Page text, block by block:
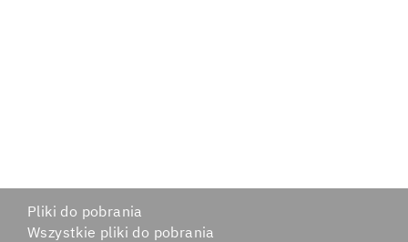
Pliki do pobrania
Wszystkie pliki do pobrania